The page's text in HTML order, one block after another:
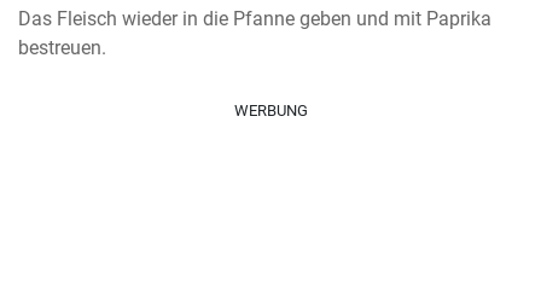
Das Fleisch wieder in die Pfanne geben und mit Paprika
bestreuen.
WERBUNG